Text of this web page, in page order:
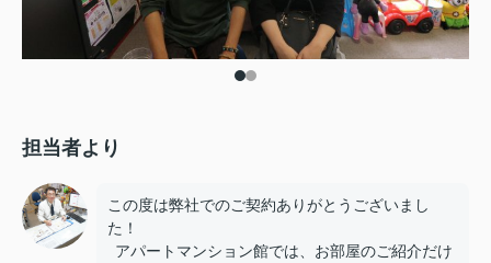
担当者より
この度は弊社でのご契約ありがとうございまし
た！
アパートマンション館では、お部屋のご紹介だけ